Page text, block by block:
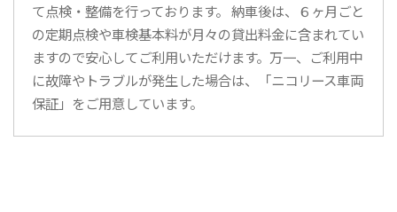
て点検・整備を行っております。 納車後は、６ヶ月ごと
の定期点検や車検基本料が月々の貸出料金に含まれてい
ますので安心してご利用いただけます。万一、ご利用中
に故障やトラブルが発生した場合は、「ニコリース車両
保証」をご用意しています。